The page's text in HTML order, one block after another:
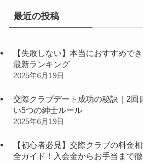
最近の投稿
【失敗しない】本当におすすめで
最新ランキング
2025年6月19日
交際クラブデート成功の秘訣｜2回
い5つの紳士ルール
2025年6月19日
【初心者必見】交際クラブの料金
全ガイド！入会金からお手当まで